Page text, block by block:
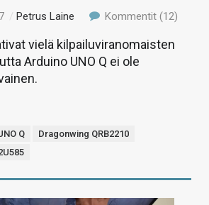
/ Petrus Laine Kommentit (12)
vielä kilpailuviranomaisten
Arduino UNO Q ei ole
Q
Dragonwing QRB2210